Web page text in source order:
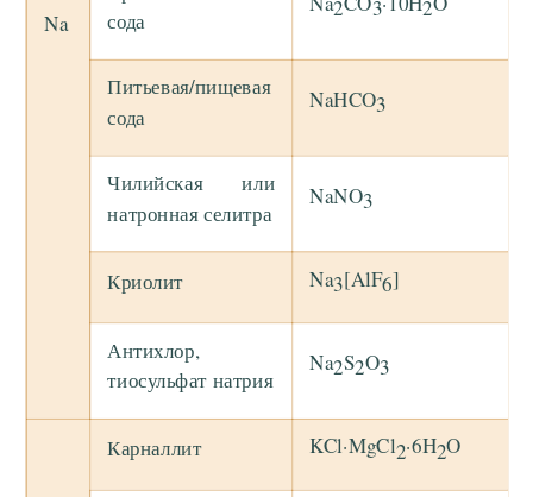
Na
сода
2 3 2
Питьевая/пищевая
сода
NaHCO3
Чилийская или
натронная селитра
NaNO3
Криолит Na3[AlF6]
Антихлор,
тиосульфат натрия
Na2S2O3
Карналлит KCl·MgCl2·6H2O